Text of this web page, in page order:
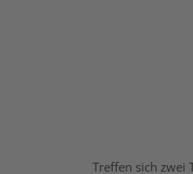
Treffen sich zwei